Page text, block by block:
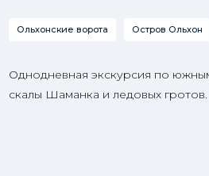
Ольхонские ворота Остров Ольхон
Однодневная экскурсия по
скалы Шаманка и ледовых гротов.